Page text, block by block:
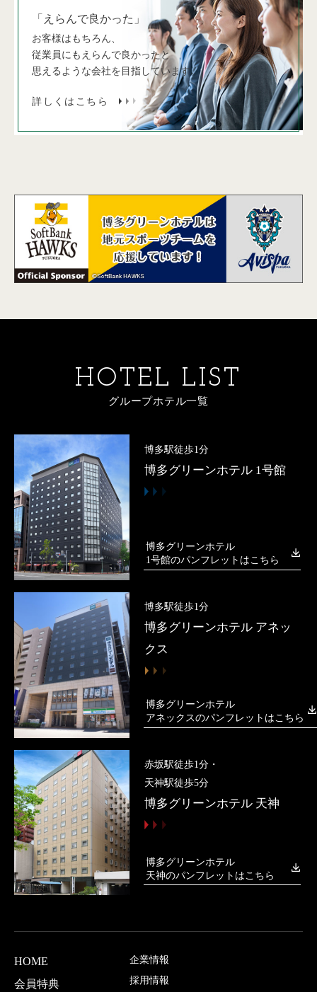
「えらんで良かった」
お客様はもちろん、
従業員にもえらんで良かったと
思えるような会社を目指しています。
詳しくはこちら
HOTEL LIST
グループホテル一覧
博多駅徒歩1分
博多グリーンホテル 1号館
博多グリーンホテル
1号館のパンフレットはこちら
博多駅徒歩1分
博多グリーンホテル アネッ
クス
博多グリーンホテル
アネックスのパンフレットはこちら
赤坂駅徒歩1分・
天神駅徒歩5分
博多グリーンホテル 天神
博多グリーンホテル
天神のパンフレットはこちら
HOME
会員特典
企業情報
採用情報